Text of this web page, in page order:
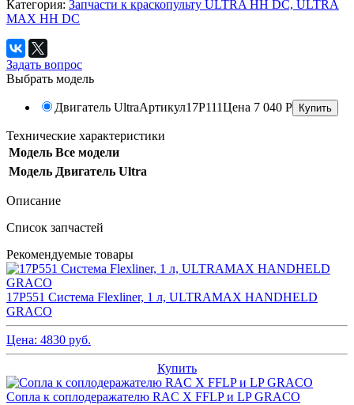
Категория: Запчасти к краскопульту ULTRA HH DC, ULTRA
MAX HH DC
Задать вопрос
Выбрать модель
Двигатель UltraАртикул17P111Цена 7 040 Р
Технические характеристики
Модель Все модели
Модель Двигатель Ultra
Описание
Список запчастей
Рекомендуемые товары
17P551 Система Flexliner, 1 л, ULTRAMAX HANDHELD
GRACO
Цена: 4830 руб.
Купить
Сопла к соплодеражателю RAC X FFLP и LP GRACO